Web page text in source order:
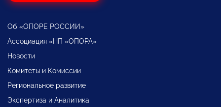
Об «ОПОРЕ РОССИИ»
Ассоциация «НП «ОПОРА»
Новости
Комитеты и Комиссии
Региональное развитие
Экспертиза и Аналитика